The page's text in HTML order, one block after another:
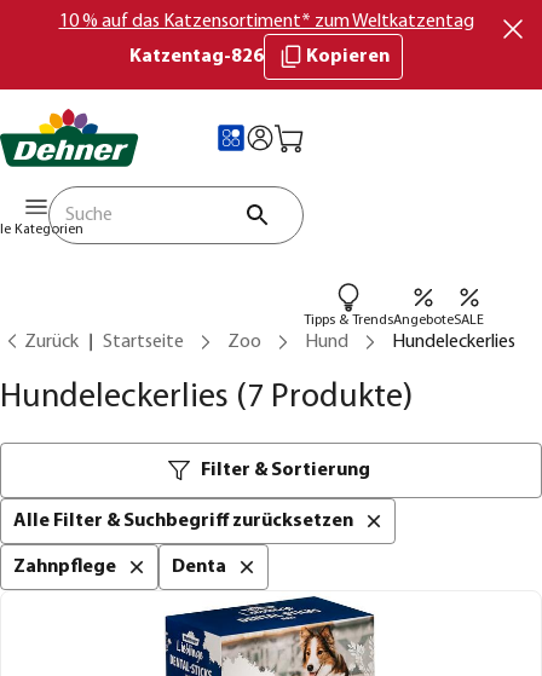
10 % auf das Katzensortiment* zum Weltkatzentag
Katzentag-826
Kopieren
Kategorien
Tipps & TrendsAngeboteSALE
Zurück Startseite Zoo Hund Hundeleckerlies
Hundeleckerlies (7 Produkte)
Filter & Sortierung
Alle Filter & Suchbegriff zurücksetzen
Zahnpflege Denta